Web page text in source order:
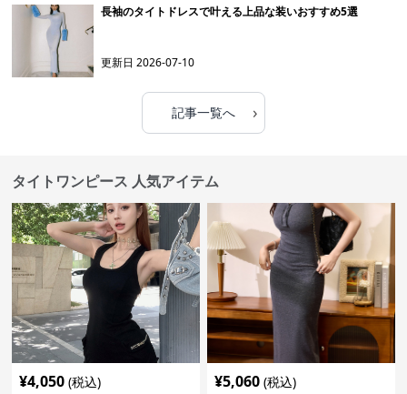
長袖のタイトドレスで叶える上品な装いおすすめ5選
更新日2026-07-10
記事一覧へ ›
タイトワンピース 人気アイテム
¥4,050 (税込) ¥5,060 (税込)